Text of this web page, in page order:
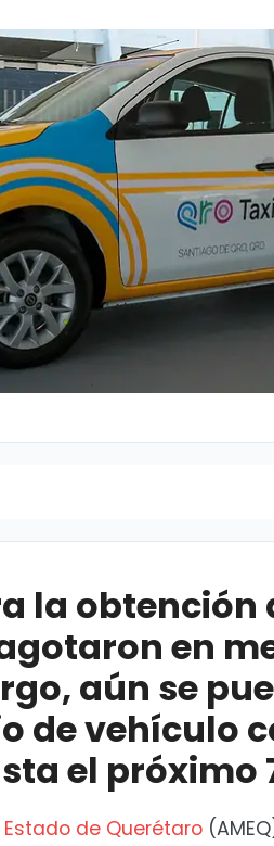
7 de julio
de La Piedad
la obtención
en
aún se
de vehículo
el próximo
de Querétaro